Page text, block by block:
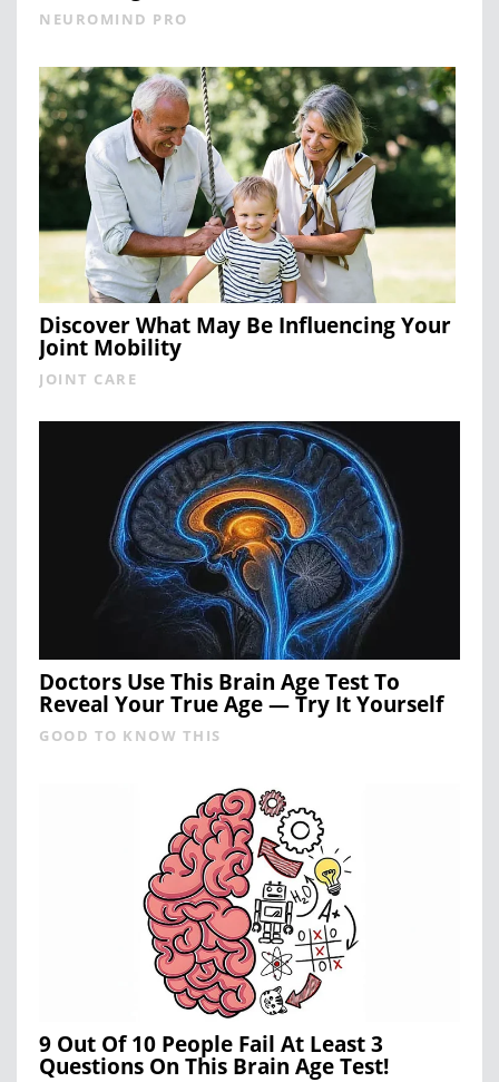
NEUROMIND PRO
Discover What May Be Influencing Your
Joint Mobility
JOINT CARE
Doctors Use This Brain Age Test To
Reveal Your True Age — Try It Yourself
GOOD TO KNOW THIS
9 Out Of 10 People Fail At Least 3
Questions On This Brain Age Test!